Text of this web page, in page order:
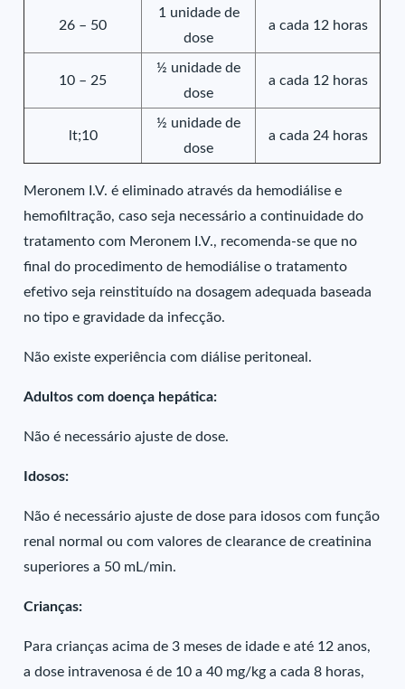
26 – 50
1 unidade de
dose
a cada 12 horas
10 – 25
½ unidade de
dose
a cada 12 horas
lt;10
½ unidade de
dose
a cada 24 horas
Meronem I.V. é eliminado através da hemodiálise e
hemofiltração, caso seja necessário a continuidade do
tratamento com Meronem I.V., recomenda-se que no
final do procedimento de hemodiálise o tratamento
efetivo seja reinstituído na dosagem adequada baseada
no tipo e gravidade da infecção.
Não existe experiência com diálise peritoneal.
Adultos com doença hepática:
Não é necessário ajuste de dose.
Idosos:
Não é necessário ajuste de dose para idosos com função
renal normal ou com valores de clearance de creatinina
superiores a 50 mL/min.
Crianças:
Para crianças acima de 3 meses de idade e até 12 anos,
a dose intravenosa é de 10 a 40 mg/kg a cada 8 horas,